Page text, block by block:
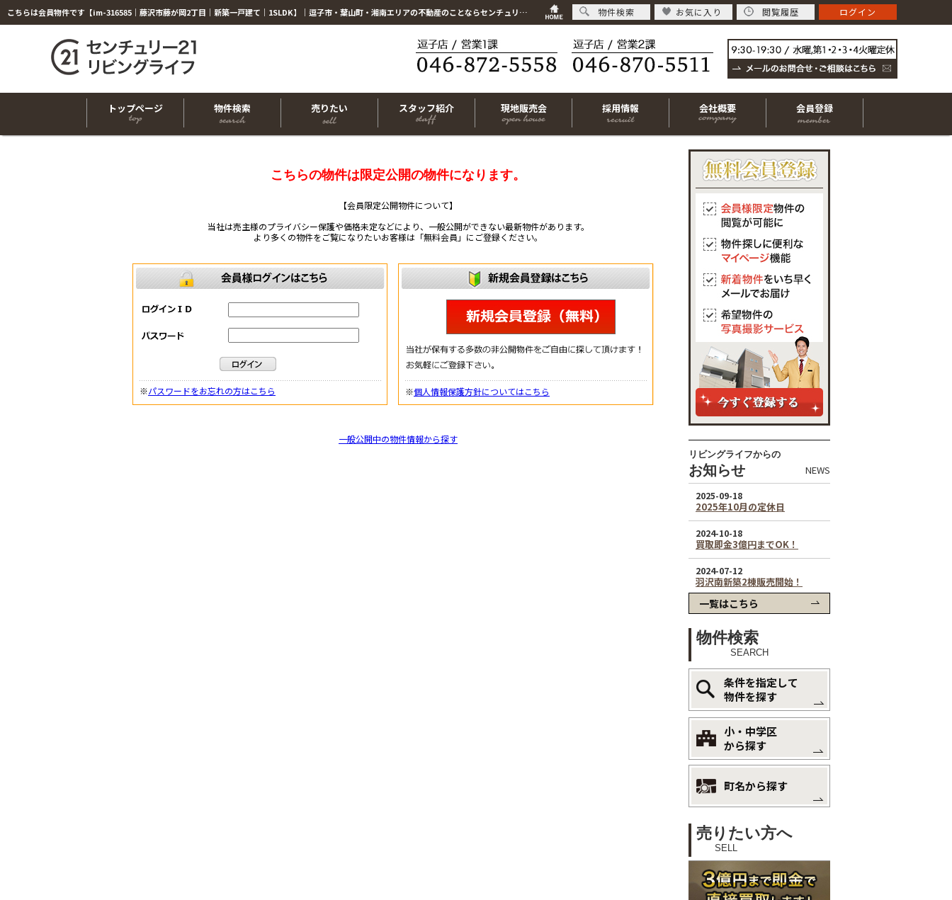
こちらは会員物件です【im-316585｜藤沢市藤が岡2丁目｜新築一戸建て｜1SLDK】｜逗子市・葉山町・湘南エリアの不動産のことならセンチュリー21リビングライフにお任せください！
トップページ 物件検索 売りたい スタッフ紹介 現地販売会 採用情報 会社概要 会員登録
こちらの物件は限定公開の物件になります。
【会員限定公開物件について】
当社は売主様のプライバシー保護や価格未定などにより、一般公開ができない最新物件があります。
より多くの物件をご覧になりたいお客様は「無料会員」にご登録ください。
※パスワードをお忘れの方はこちら ※個人情報保護方針についてはこちら
一般公開中の物件情報から探す
リビングライフからの
お知らせ NEWS
一覧はこちら
物件検索
SEARCH
条件を指定して
物件を探す
小・中学区
から探す
町名から探す
売りたい方へ
SELL
物件検索 お気に入り 閲覧履歴 ログイン